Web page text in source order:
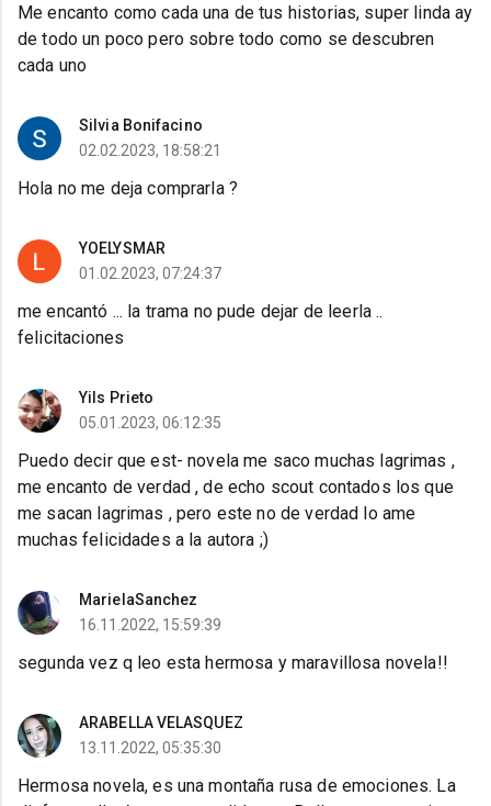
Me encanto como cada una de tus historias, super linda ay
de todo un poco pero sobre todo como se descubren
cada uno
Silvia Bonifacino
02.02.2023, 18:58:21
Hola no me deja comprarla ?
YOELYSMAR
01.02.2023, 07:24:37
me encantó ... la trama no pude dejar de leerla ..
felicitaciones
Yils Prieto
05.01.2023, 06:12:35
Puedo decir que est- novela me saco muchas lagrimas ,
me encanto de verdad , de echo scout contados los que
me sacan lagrimas , pero este no de verdad lo ame
muchas felicidades a la autora ;)
MarielaSanchez
16.11.2022, 15:59:39
segunda vez q leo esta hermosa y maravillosa novela!!
ARABELLA VELASQUEZ
13.11.2022, 05:35:30
Hermosa novela, es una montaña rusa de emociones. La